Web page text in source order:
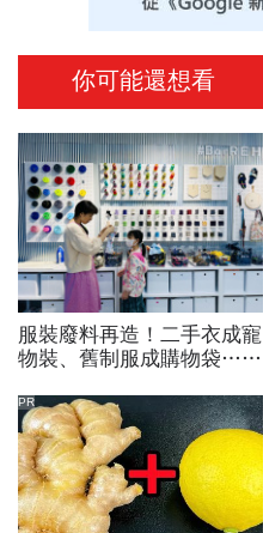
你可能還想看
服裝廢料再造！二手衣成寵
物裝、舊制服成購物袋….
實業都上門合作
PR